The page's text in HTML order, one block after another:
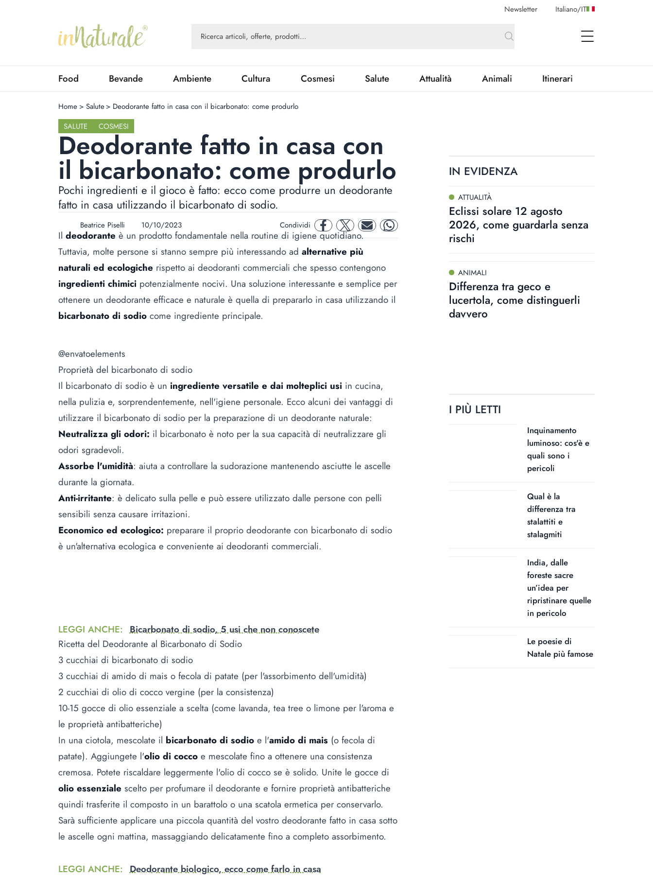
Newsletter Italiano/IT
open Menu
Food Bevande Ambiente Cultura Cosmesi Salute Attualità Animali Itinerari
Home > Salute > Deodorante fatto in casa con il bicarbonato: come produrlo
SALUTE
COSMESI
Deodorante fatto in casa con
il bicarbonato: come produrlo
Pochi ingredienti e il gioco è fatto: ecco come produrre un deodorante
fatto in casa utilizzando il bicarbonato di sodio.
Beatrice Piselli 10/10/2023 Condividi facebooktwitter mail whatsapp
Ildeodoranteè un prodotto fondamentale nella routine di igiene quotidiano.
Tuttavia, molte persone si stanno sempre più interessando ad alternative più
naturali ed ecologiche rispetto ai deodoranti commerciali che spesso contengono
ingredienti chimici potenzialmente nocivi. Una soluzione interessante e semplice per
ottenere un deodorante efficace e naturale è quella di prepararlo in casa utilizzando il
bicarbonato di sodio come ingrediente principale.
@envatoelements
Proprietà del bicarbonato di sodio
Il bicarbonato di sodio è un ingrediente versatile e dai molteplici usi in cucina,
nella pulizia e, sorprendentemente, nell'igiene personale. Ecco alcuni dei vantaggi di
utilizzare il bicarbonato di sodio per la preparazione di un deodorante naturale:
Neutralizza gli odori: il bicarbonato è noto per la sua capacità di neutralizzare gli
odori sgradevoli.
Assorbe l'umidità: aiuta a controllare la sudorazione mantenendo asciutte le ascelle
durante la giornata.
Anti-irritante: è delicato sulla pelle e può essere utilizzato dalle persone con pelli
sensibili senza causare irritazioni.
Economico ed ecologico: preparare il proprio deodorante con bicarbonato di sodio
è un'alternativa ecologica e conveniente ai deodoranti commerciali.
LEGGI ANCHE: Bicarbonato di sodio, 5 usi che non conoscete
Ricetta del Deodorante al Bicarbonato di Sodio
3 cucchiai di bicarbonato di sodio
3 cucchiai di amido di mais o fecola di patate (per l'assorbimento dell'umidità)
2 cucchiai di olio di cocco vergine (per la consistenza)
10-15 gocce di olio essenziale a scelta (come lavanda, tea tree o limone per l'aroma e
le proprietà antibatteriche)
In una ciotola, mescolate il bicarbonato di sodio e l'amido di mais (o fecola di
patate). Aggiungete l'olio di cocco e mescolate fino a ottenere una consistenza
cremosa. Potete riscaldare leggermente l'olio di cocco se è solido. Unite le gocce di
olio essenziale scelto per profumare il deodorante e fornire proprietà antibatteriche
quindi trasferite il composto in un barattolo o una scatola ermetica per conservarlo.
Sarà sufficiente applicare una piccola quantità del vostro deodorante fatto in casa sotto
le ascelle ogni mattina, massaggiando delicatamente fino a completo assorbimento.
LEGGI ANCHE: Deodorante biologico, ecco come farlo in casa
IN EVIDENZA
ATTUALITÀ
Eclissi solare 12 agosto
2026, come guardarla senza
rischi
ANIMALI
Differenza tra geco e
lucertola, come distinguerli
davvero
I PIÙ LETTI
Inquinamento
luminoso: cos'è e
quali sono i
pericoli
Qual è la
differenza tra
stalattiti e
stalagmiti
India, dalle
foreste sacre
un’idea per
ripristinare quelle
in pericolo
Le poesie di
Natale più famose